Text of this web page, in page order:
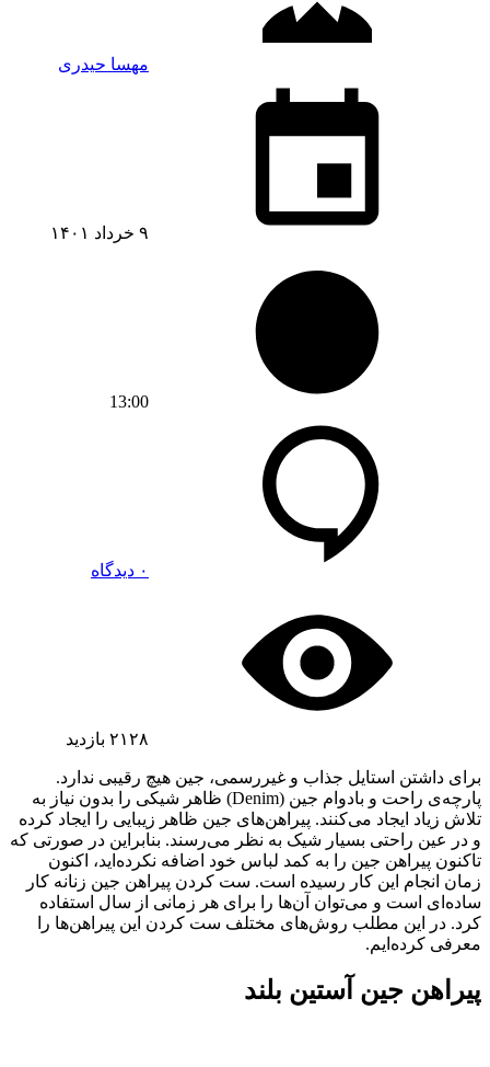
مهسا حیدری
۹ خرداد ۱۴۰۱
13:00
۰ دیدگاه
۲۱۲۸ بازدید
برای داشتن استایل جذاب و غیررسمی، جین هیچ رقیبی ندارد.
پارچه‌ی راحت و بادوام جین (Denim) ظاهر شیکی را بدون نیاز به
تلاش زیاد ایجاد می‌کنند. پیراهن‌های جین ظاهر زیبایی را ایجاد کرده
و در عین راحتی بسیار شیک به نظر می‌رسند. بنابراین در صورتی که
تاکنون پیراهن جین را به کمد لباس خود اضافه نکرده‌اید، اکنون
زمان انجام این کار رسیده است. ست کردن پیراهن‌ جین زنانه کار
ساده‌ای است و می‌توان آن‌ها را برای هر زمانی از سال استفاده
کرد. در این مطلب روش‌های مختلف ست کردن این پیراهن‌ها را
معرفی کرده‌ایم.
پیراهن جین آستین بلند